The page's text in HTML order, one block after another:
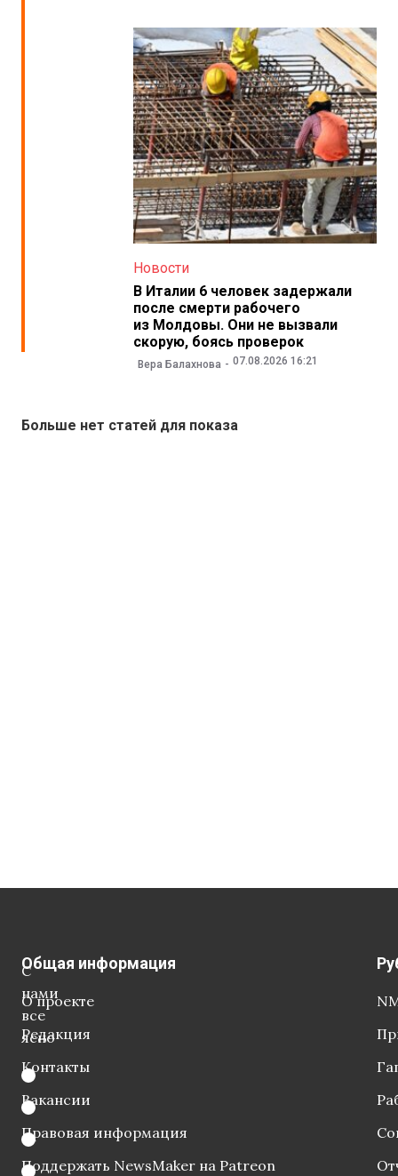
Новости
В Италии 6 человек задержали
после смерти рабочего
из Молдовы. Они не вызвали
скорую, боясь проверок
Вера Балахнова 07.08.2026 16:21
Больше нет статей для показа
С
нами
все
ясно
Общая информация
О проекте
Редакция
Контакты
Вакансии
Правовая информация
Поддержать NewsMaker на Patreon